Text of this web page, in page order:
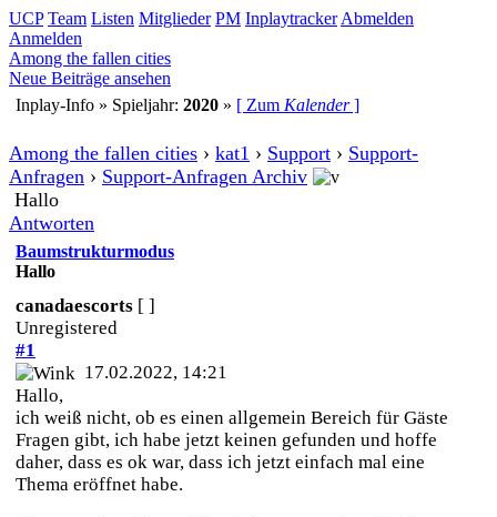
UCP Team Listen Mitglieder PM Inplaytracker Abmelden
Anmelden
Among the fallen cities
Neue Beiträge ansehen
Inplay-Info » Spieljahr: 2020 » [ Zum Kalender]
Among the fallen cities › kat1 › Support › Support-
Anfragen › Support-Anfragen Archiv
Hallo
Antworten
Baumstrukturmodus
Hallo
canadaescorts [ ]
Unregistered
#1
17.02.2022, 14:21
Hallo,
ich weiß nicht, ob es einen allgemein Bereich für Gäste
Fragen gibt, ich habe jetzt keinen gefunden und hoffe
daher, dass es ok war, dass ich jetzt einfach mal eine
Thema eröffnet habe.